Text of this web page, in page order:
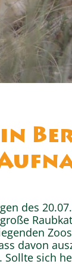
des
davon
Sollte sich